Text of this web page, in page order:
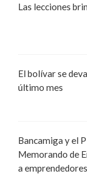
Las lecciones
El bolívar se
último mes
Bancamiga y el
Memorando de
a emprendedores